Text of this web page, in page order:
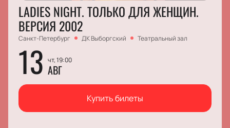
LADIES NIGHT. ТОЛЬКО ДЛЯ ЖЕНЩИН.
ВЕРСИЯ 2002
Санкт-Петербург ДК Выборгский Театральный зал
13 чт, 19:00
АВГ
Купить билеты